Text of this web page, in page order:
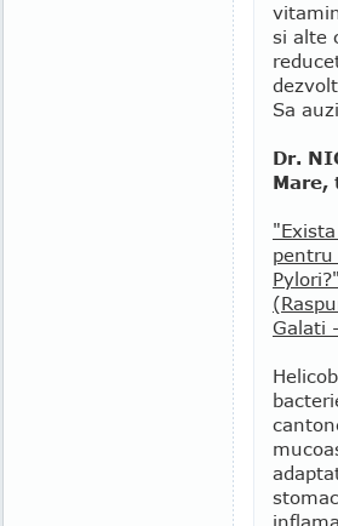
si alte
Sa
Dr.
pentru
Pylori?"
Galati